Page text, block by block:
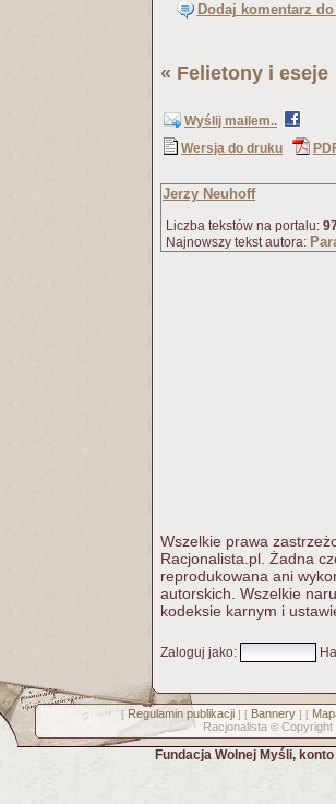
Dodaj komentarz
« Felietony i eseje
Wyślij mailem..
Wersja do druku
Jerzy Neuhoff
Liczba tekstów na portalu:
Najnowszy tekst autora:
Wszelkie prawa
Racjonalista.pl. Żadna
reprodukowana ani
autorskich. Wszelkie
kodeksie karnym i
Zaloguj jako:
[ Regulamin publikacji] [ Bannery] [
Racjonalista © Copyright
Fundacja Wolnej Myśli,